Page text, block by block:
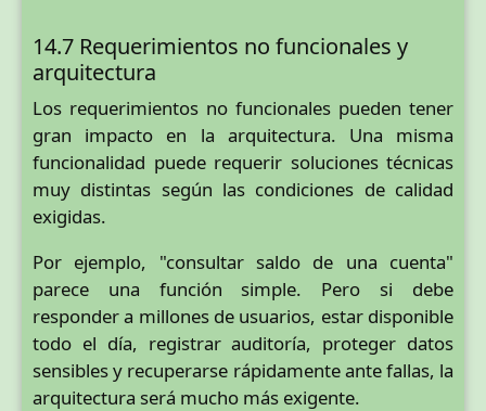
14.7 Requerimientos no funcionales y
arquitectura
Los requerimientos no funcionales pueden tener
gran impacto en la arquitectura. Una misma
funcionalidad puede requerir soluciones técnicas
muy distintas según las condiciones de calidad
exigidas.
Por ejemplo, "consultar saldo de una cuenta"
parece una función simple. Pero si debe
responder a millones de usuarios, estar disponible
todo el día, registrar auditoría, proteger datos
sensibles y recuperarse rápidamente ante fallas, la
arquitectura será mucho más exigente.